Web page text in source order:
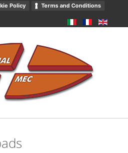
Policy Terms and Conditions